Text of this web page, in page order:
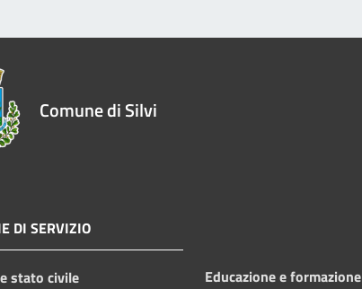
Comune di Silvi
DI SERVIZIO
stato civile
Educazione e formazione